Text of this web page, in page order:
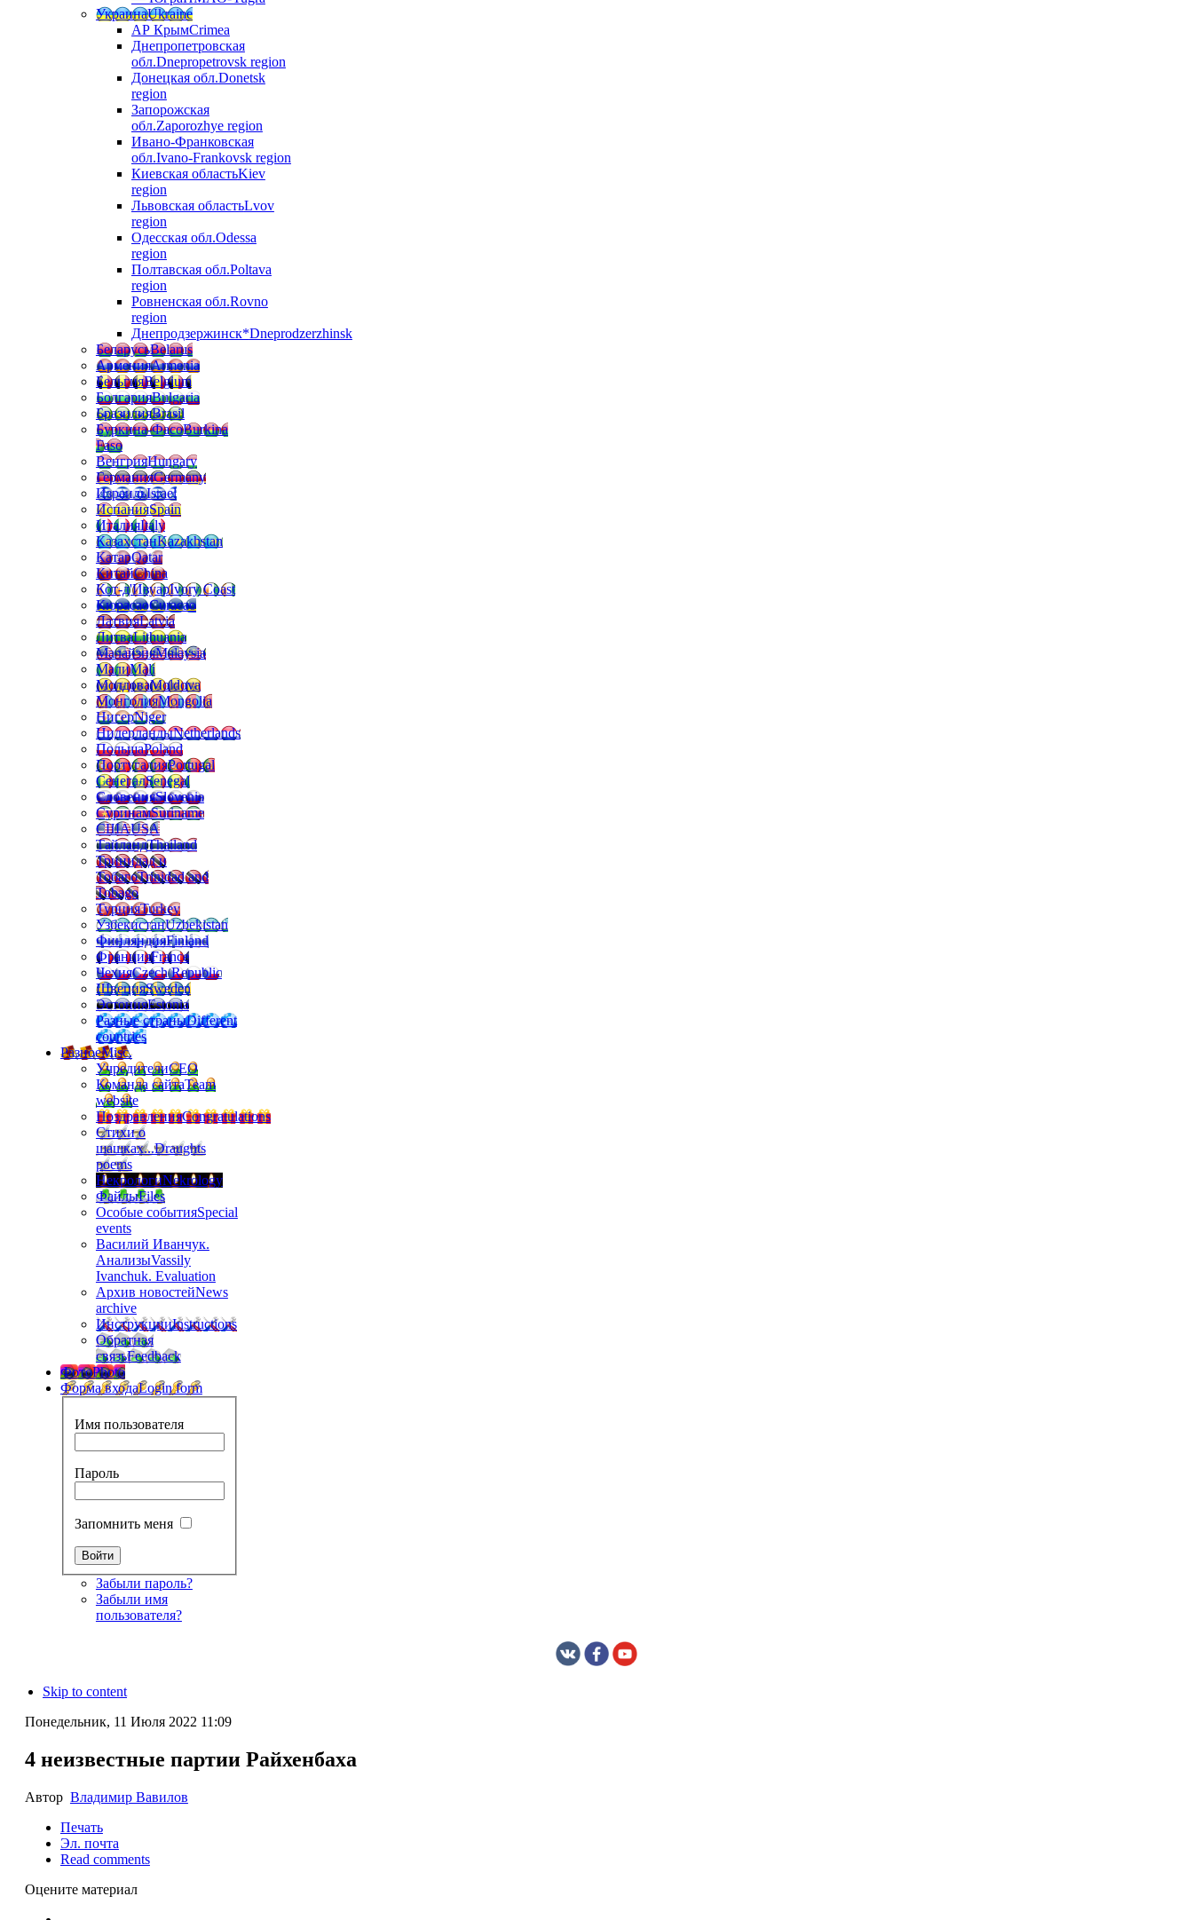
УкраинаUkraine
АР КрымCrimea
Днепропетровская
обл.Dnepropetrovsk region
Донецкая обл.Donetsk
region
Запорожская
обл.Zaporozhye region
Ивано-Франковская
обл.Ivano-Frankovsk region
Киевская областьKiev
region
Львовская областьLvov
region
Одесская обл.Odessa
region
Полтавская обл.Poltava
region
Ровненская обл.Rovno
region
Днепродзержинск*Dneprodzerzhinsk
БеларусьBelarus
АрменияArmenia
БельгияBelgium
БолгарияBulgaria
БразилияBrasil
Буркина-ФасоBurkina
Faso
ВенгрияHungary
ГерманияGermany
ИзраильIsrael
ИспанияSpain
ИталияItaly
КазахстанKazakhstan
КатарQatar
КитайChina
Кот-д'ИвуарIvory Coast
КюрасаоCuracao
ЛатвияLatvia
ЛитваLithuania
МалайзияMalaysia
МалиMali
МолдоваMoldova
МонголияMongolia
НигерNiger
НидерландыNetherlands
ПольшаPoland
ПортугалияPortugal
СенегалSenegal
СловенияSlovenia
СуринамSuriname
СШАUSA
ТайландThailand
Тринидад и
ТобагоTrinidad and
Tobago
ТурцияTurkey
УзбекистанUzbekistan
ФинляндияFinland
ФранцияFrance
ЧехияCzech Republic
ШвецияSweden
ЭстонияEstonia
Разные страныDifferent
countries
РазноеMisc.
УчредителиCEO
Команда сайтаTeam
website
ПоздравленияCongratulations
Стихи о
шашках...Draughts
poems
НекрологиNekrology
ФайлыFiles
Особые событияSpecial
events
Василий Иванчук.
АнализыVassily
Ivanchuk. Evaluation
Архив новостейNews
archive
ИнструкцииInstructions
Обратная
связьFeedback
ФотоPhoto
Форма входаLogin form
Имя пользователя
Пароль
Запомнить меня
Забыли пароль?
Забыли имя
пользователя?
Skip to content
Понедельник, 11 Июля 2022 11:09
4 неизвестные партии Райхенбаха
Автор Владимир Вавилов
Печать
Эл. почта
Read comments
Оцените материал